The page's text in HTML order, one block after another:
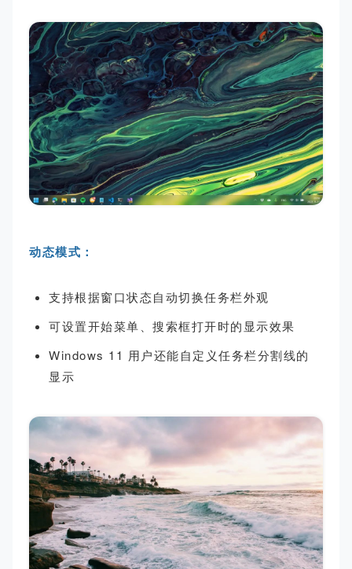
动态模式：
支持根据窗口状态自动切换任务栏外观
可设置开始菜单、搜索框打开时的显示效果
Windows 11 用户还能自定义任务栏分割线的
显示